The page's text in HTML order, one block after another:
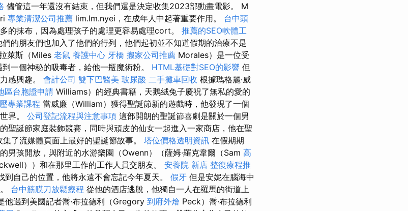
儘管這一年還沒有結束，但我們還是決定收集2023部動畫電影。 M
專業清潔公司推薦 lim.lm.nyei，在成年人中起著重要作用。 台中頭
的抹布，因為處理孩子的處理更容易處理cort。 推薦的SEO軟體工
的朋友們也加入了他們的行列，他們起初並不知道假期的治療不是
萊斯（Miles 老鼠 養護中心 牙橋 搬家公司推薦 Morales）是一位受
一個神秘的吸毒者，給他一瓶魔術粉。 HTML基礎對SEO的影響 但
感興趣。 會計公司 雙下巴醫美 玻尿酸 二手攤車回收 根據瑪格麗·威
區台胞證申請 Williams）的經典書籍，天鵝絨兔子慶祝了無私的愛的
專業課程 當威廉（William）獲得聖誕節新的遊戲時，他發現了一個
界。 公司登記流程與注意事項 這部開朗的聖誕節喜劇是關於一個男
聖誕節家庭裝飾競賽，同時與頑皮的仙女一起進入一家商店，他在聖
了流媒體頁面上最好的聖誕節故事。 塔位價格透明資訊 在假期期
男孩開放，與附近的水游樂園（Owenn）（薩姆·羅克韋爾（Sam 高
））和在那里工作的工作人員交朋友。 安養院 新店 整復療程推
到自己的位置，他將永遠不會忘記今年夏天。 假牙 但是安妮在腦海中
台中筋膜刀放鬆療程 從他的酒店逃脫，他獨自一人在羅馬的街道上
他遇到美國記者喬·布拉德利（Gregory 到府外燴 Peck）喬·布拉德利